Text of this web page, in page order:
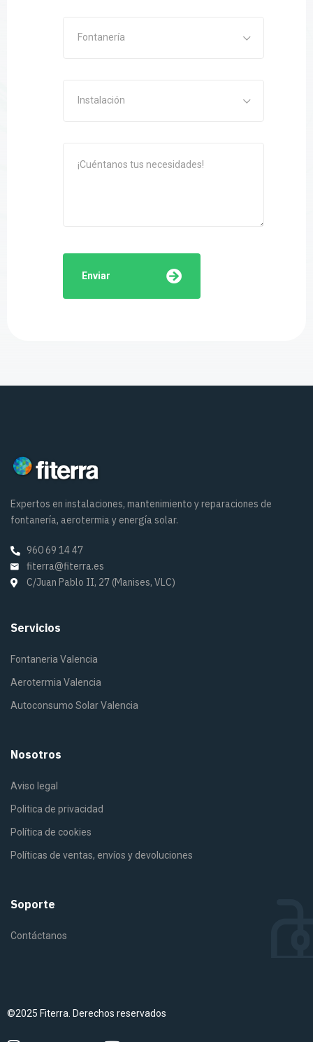
Fontanería
Instalación
Enviar
Expertos en instalaciones, mantenimiento y reparaciones de
fontanería, aerotermia y energía solar.
960 69 14 47
fiterra@fiterra.es
C/Juan Pablo II, 27 (Manises, VLC)
Servicios
Fontaneria Valencia
Aerotermia Valencia
Autoconsumo Solar Valencia
Nosotros
Aviso legal
Politica de privacidad
Política de cookies
Políticas de ventas, envíos y devoluciones
Soporte
Contáctanos
©2025 Fiterra. Derechos reservados